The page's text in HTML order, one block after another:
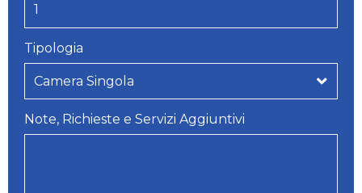
Tipologia
Note, Richieste e Servizi Aggiuntivi